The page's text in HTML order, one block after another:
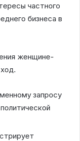
частного
бизнеса в
женщине-
запросу